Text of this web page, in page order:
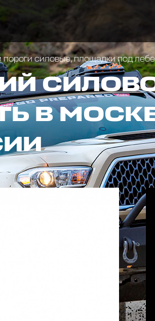
силовые, площадки под
В